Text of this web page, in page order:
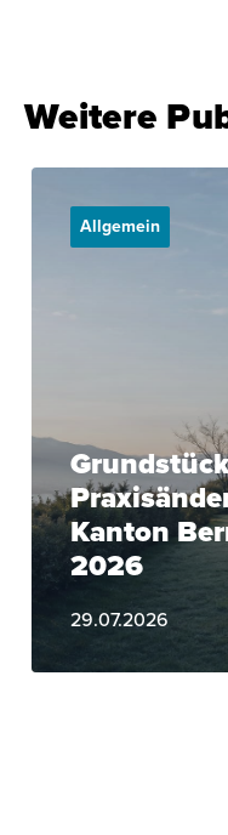
Weitere
Allgemein
Kanton
2026
29.07.2026